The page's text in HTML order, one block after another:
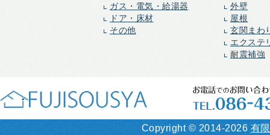
ガス・電気・給湯器
ドア・床材
その他
外壁
屋根
玄関まわ
エクステ
耐震補強
Copyright © 2014-2026 有